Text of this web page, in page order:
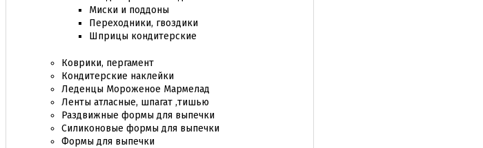
Миски и поддоны
Переходники, гвоздики
Шприцы кондитерские
Коврики, пергамент
Кондитерские наклейки
Леденцы Мороженое Мармелад
Ленты атласные, шпагат ,тишью
Раздвижные формы для выпечки
Силиконовые формы для выпечки
Формы для выпечки